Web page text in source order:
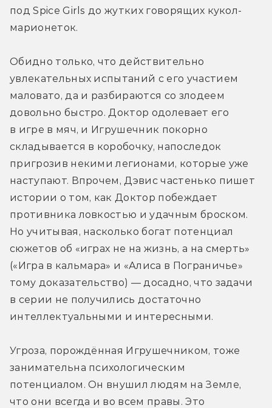
под Spice Girls до жутких говорящих кукол-
марионеток.
Обидно только, что действительно
увлекательных испытаний с его участием
маловато, да и разбираются со злодеем
довольно быстро. Доктор одолевает его
в игре в мяч, и Игрушечник покорно
складывается в коробочку, напоследок
пригрозив некими легионами, которые уже
наступают. Впрочем, Дэвис частенько пишет
истории о том, как Доктор побеждает
противника ловкостью и удачным броском.
Но учитывая, насколько богат потенциал
сюжетов об «играх не на жизнь, а на смерть»
(«Игра в кальмара» и «Алиса в Пограничье»
тому доказательство) — досадно, что задачи
в серии не получились достаточно
интеллектуальными и интересными.
Угроза, порождённая Игрушечником, тоже
занимательна психологическим
потенциалом. Он внушил людям на Земле,
что они всегда и во всем правы. Это